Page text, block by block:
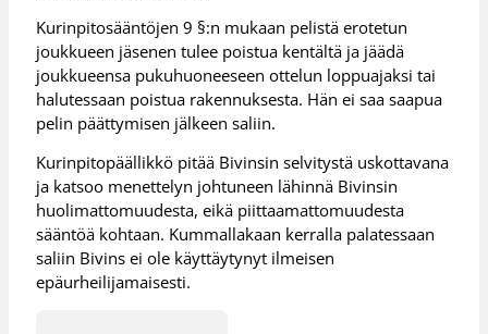
Kurinpitosääntöjen 9 §:n mukaan pelistä erotetun
joukkueen jäsenen tulee poistua kentältä ja jäädä
joukkueensa pukuhuoneeseen ottelun loppuajaksi tai
halutessaan poistua rakennuksesta. Hän ei saa saapua
pelin päättymisen jälkeen saliin.
Kurinpitopäällikkö pitää Bivinsin selvitystä uskottavana
ja katsoo menettelyn johtuneen lähinnä Bivinsin
huolimattomuudesta, eikä piittaamattomuudesta
sääntöä kohtaan. Kummallakaan kerralla palatessaan
saliin Bivins ei ole käyttäytynyt ilmeisen
epäurheilijamaisesti.